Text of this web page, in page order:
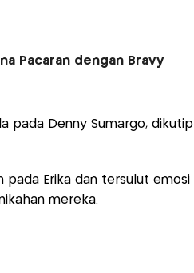
Pacaran dengan Bravy
pada Denny Sumargo, dikutip
pada Erika dan tersulut emosi
mereka.